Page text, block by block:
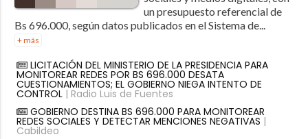
un presupuesto referencial de
Bs 696.000, según datos publicados en el Sistema de...
+ más
LICITACIÓN DEL MINISTERIO DE LA PRESIDENCIA PARA
MONITOREAR REDES POR BS 696.000 DESATA
CUESTIONAMIENTOS; EL GOBIERNO NIEGA INTENTO DE
CONTROL| Radio Luis de Fuentes
GOBIERNO DESTINA BS 696.000 PARA MONITOREAR
REDES SOCIALES Y DETECTAR MENCIONES NEGATIVAS |
Cabildeo